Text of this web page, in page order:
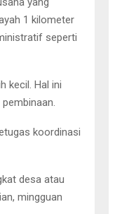
1 kilometer
seperti
kecil. Hal ini
koordinasi
desa atau
mingguan